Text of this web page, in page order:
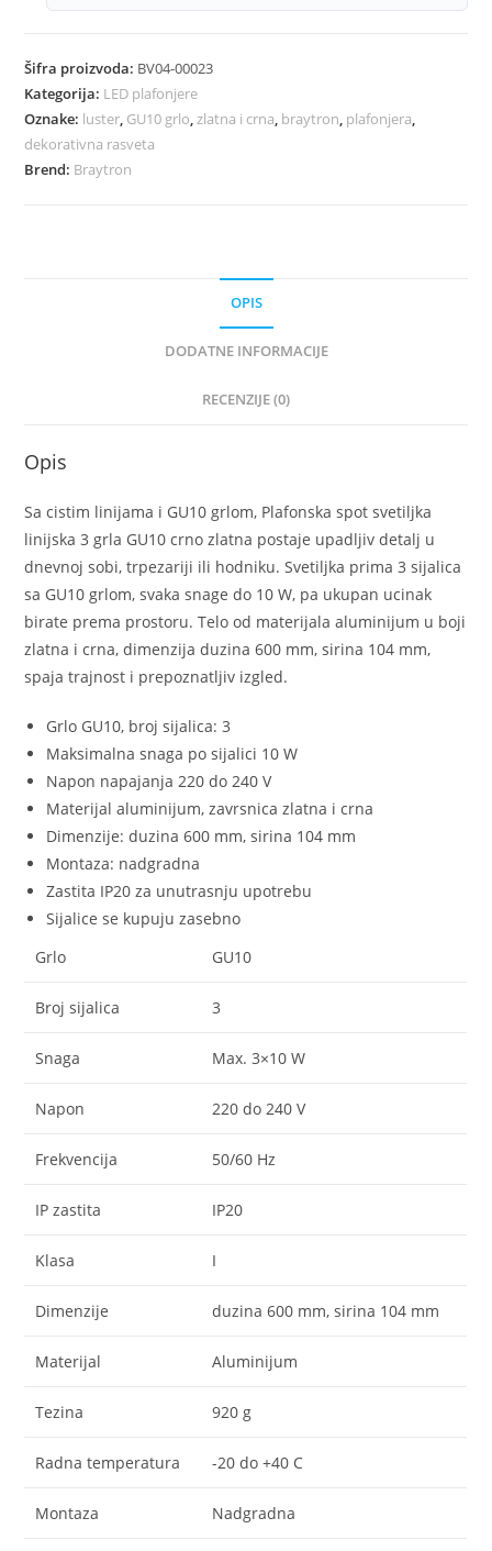
Šifra proizvoda: BV04-00023
Kategorija: LED plafonjere
Oznake: luster, GU10 grlo,zlatna i crna, braytron, plafonjera,
dekorativna rasveta
Brend: Braytron
OPIS
DODATNE INFORMACIJE
RECENZIJE (0)
Opis
Sa cistim linijama i GU10 grlom, Plafonska spot svetiljka
linijska 3 grla GU10 crno zlatna postaje upadljiv detalj u
dnevnoj sobi, trpezariji ili hodniku. Svetiljka prima 3 sijalica
sa GU10 grlom, svaka snage do 10 W, pa ukupan ucinak
birate prema prostoru. Telo od materijala aluminijum u boji
zlatna i crna, dimenzija duzina 600 mm, sirina 104 mm,
spaja trajnost i prepoznatljiv izgled.
Grlo GU10, broj sijalica: 3
Maksimalna snaga po sijalici 10 W
Napon napajanja 220 do 240 V
Materijal aluminijum, zavrsnica zlatna i crna
Dimenzije: duzina 600 mm, sirina 104 mm
Montaza: nadgradna
Zastita IP20 za unutrasnju upotrebu
Sijalice se kupuju zasebno
Grlo
GU10
Broj sijalica 3
Snaga Max. 3×10 W
Napon 220 do 240 V
Frekvencija 50/60 Hz
IP zastita IP20
Klasa I
Dimenzije duzina 600 mm, sirina 104 mm
Materijal Aluminijum
Tezina 920 g
Radna temperatura -20 do +40 C
Montaza Nadgradna